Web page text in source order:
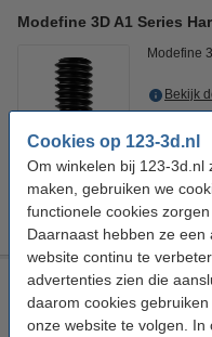
Cookies op 123-3d.nl
Om winkelen bij 123-3d.nl
maken, gebruiken we
functionele cookies
Daarnaast hebben ze
website continu te
advertenties zien die
daarom cookies
onze website te volgen. In
Modefine 3D A1 Series
Modefine
Bekijk
Morgen
€ 9,99
Modefine 3D A1 Series
Modefine